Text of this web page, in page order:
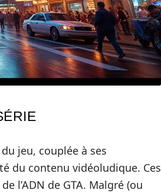
jeu, couplée à ses
du contenu vidéoludique. Ces
l’ADN de GTA. Malgré (ou